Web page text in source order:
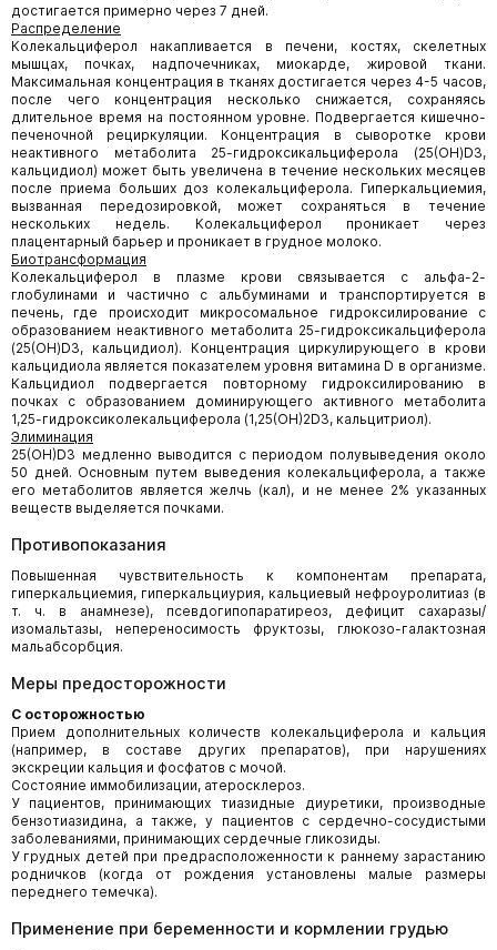
достигается примерно через 7 дней.
Распределение
Колекальциферол накапливается в печени, костях, скелетных
мышцах, почках, надпочечниках, миокарде, жировой ткани.
Максимальная концентрация в тканях достигается через 4-5 часов,
после чего концентрация несколько снижается, сохраняясь
длительное время на постоянном уровне. Подвергается кишечно-
печеночной рециркуляции. Концентрация в сыворотке крови
неактивного метаболита 25-гидроксикальциферола (25(OH)D3,
кальцидиол) может быть увеличена в течение нескольких месяцев
после приема больших доз колекальциферола. Гиперкальциемия,
вызванная передозировкой, может сохраняться в течение
нескольких недель. Колекальциферол проникает через
плацентарный барьер и проникает в грудное молоко.
Биотрансформация
Колекальциферол в плазме крови связывается с альфа-2-
глобулинами и частично с альбуминами и транспортируется в
печень, где происходит микросомальное гидроксилирование с
образованием неактивного метаболита 25-гидроксикальциферола
(25(OH)D3, кальцидиол). Концентрация циркулирующего в крови
кальцидиола является показателем уровня витамина D в организме.
Кальцидиол подвергается повторному гидроксилированию в
почках с образованием доминирующего активного метаболита
1,25-гидроксиколекальциферола (1,25(OH)2D3, кальцитриол).
Элиминация
25(OH)D3 медленно выводится с периодом полувыведения около
50 дней. Основным путем выведения колекальциферола, а также
его метаболитов является желчь (кал), и не менее 2% указанных
веществ выделяется почками.
Противопоказания
Повышенная чувствительность к компонентам препарата,
гиперкальциемия, гиперкальциурия, кальциевый нефроуролитиаз (в
т. ч. в анамнезе), псевдогипопаратиреоз, дефицит сахаразы/
изомальтазы, непереносимость фруктозы, глюкозо-галактозная
мальабсорбция.
Меры предосторожности
С осторожностью
Прием дополнительных количеств колекальциферола и кальция
(например, в составе других препаратов), при нарушениях
экскреции кальция и фосфатов с мочой.
Состояние иммобилизации, атеросклероз.
У пациентов, принимающих тиазидные диуретики, производные
бензотиазидина, а также, у пациентов с сердечно-сосудистыми
заболеваниями, принимающих сердечные гликозиды.
У грудных детей при предрасположенности к раннему зарастанию
родничков (когда от рождения установлены малые размеры
переднего темечка).
Применение при беременности и кормлении грудью